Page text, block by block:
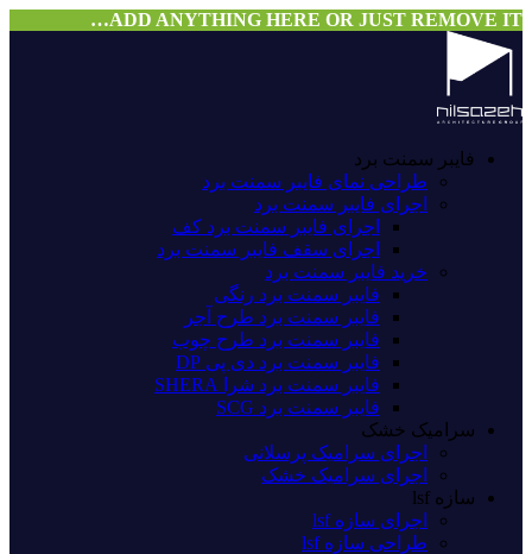
ADD ANYTHING HERE OR JUST REMOVE IT…
فایبر سمنت برد
طراحی نمای فایبر سمنت برد
اجرای فایبر سمنت برد
اجرای فایبر سمنت برد کف
اجرای سقف فایبر سمنت برد
خرید فایبر سمنت برد
فایبر سمنت برد رنگی
فایبر سمنت برد طرح آجر
فایبر سمنت برد طرح چوب
فایبر سمنت برد دی پی DP
فایبر سمنت برد شرا SHERA
فایبر سمنت برد SCG
سرامیک خشک
اجرای سرامیک پرسلانی
اجرای سرامیک خشک
سازه lsf
اجرای سازه lsf
طراحی سازه lsf